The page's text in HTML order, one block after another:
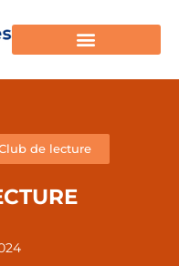
de lecture